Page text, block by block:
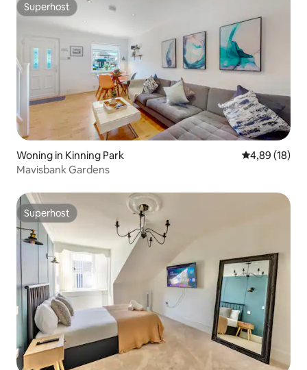
Superhost
Superhost
Woning in Kinning Park Gemiddelde
4,89 (18)
Mavisbank Gardens
Superhost
Superhost